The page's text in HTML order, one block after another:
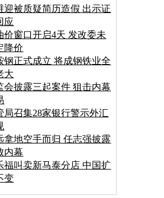
迎被质疑简历造假 出示证
应
价窗口开启4天 发改委未
降价
钢正式成立 将成钢铁业全
大
会披露三起案件 狙击内幕
局召集28家银行警示外汇
拿地空手而归 任志强披露
内幕
福叫卖新马泰分店 中国扩
变